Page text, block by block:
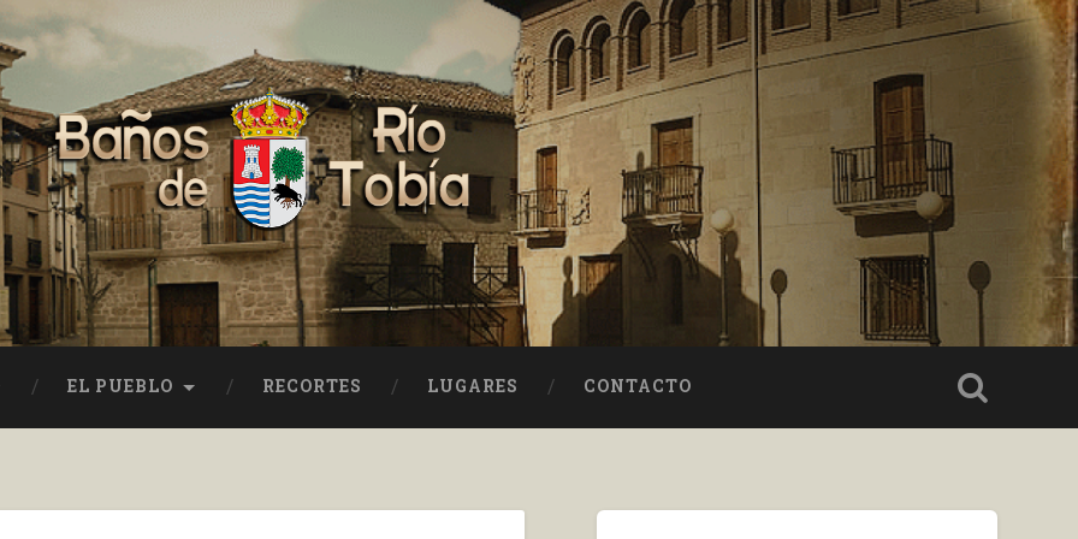
EL PUEBLO RECORTES LUGARES CONTACTO